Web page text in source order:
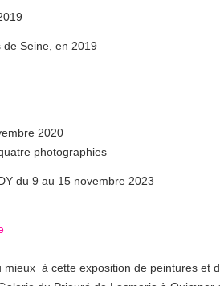
Seine, en 2019
2020
photographies
du 9 au 15 novembre 2023
à cette exposition de peintures et